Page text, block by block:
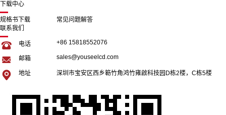
下载中心
规格书下载
常见问题解答
联系我们
电话 +86 15818552076
邮箱 sales@youseelcd.com
地址 深圳市宝安区西乡簕竹角鸿竹雍啟科技园D栋2楼，C栋5楼